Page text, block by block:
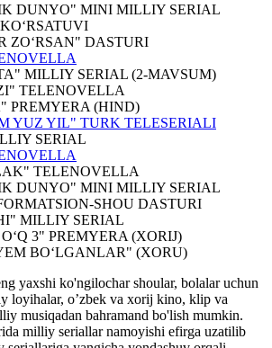
DUNYO" MINI MILLIY SERIAL
ZO‘RSAN" DASTURI
MILLIY SERIAL (2-MAVSUM)
TELENOVELLA
PREMYERA (HIND)
YUZ YIL" TURK TELESERIALI
SERIAL
TELENOVELLA
DUNYO" MINI MILLIY SERIAL
SHOU DASTURI
MILLIY SERIAL
3" PREMYERA (XORIJ)
BO‘LGANLAR" (XORU)
yaxshi ko'ngilochar shoular, bolalar uchun
loyihalar, o’zbek va xorij kino, klip va
musiqadan bahramand bo'lish mumkin.
milliy seriallar namoyishi efirga uzatilib